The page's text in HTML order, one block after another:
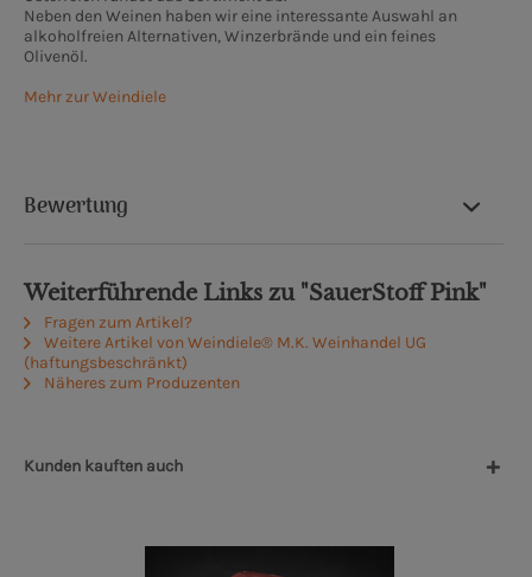
Neben den Weinen haben wir eine interessante Auswahl an
alkoholfreien Alternativen, Winzerbrände und ein feines
Olivenöl.
Mehr zur Weindiele
Bewertung
Weiterführende Links zu "SauerStoff Pink"
Fragen zum Artikel?
Weitere Artikel von Weindiele® M.K. Weinhandel UG
(haftungsbeschränkt)
Näheres zum Produzenten
Kunden kauften auch